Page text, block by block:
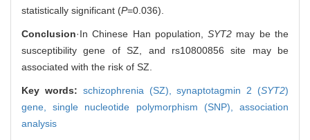
statistically significant (P=0.036).
Conclusion·In Chinese Han population, SYT2 may be the
susceptibility gene of SZ, and rs10800856 site may be
associated with the risk of SZ.
Key words: schizophrenia (SZ),synaptotagmin 2 (SYT2)
gene,single nucleotide polymorphism (SNP),association
analysis